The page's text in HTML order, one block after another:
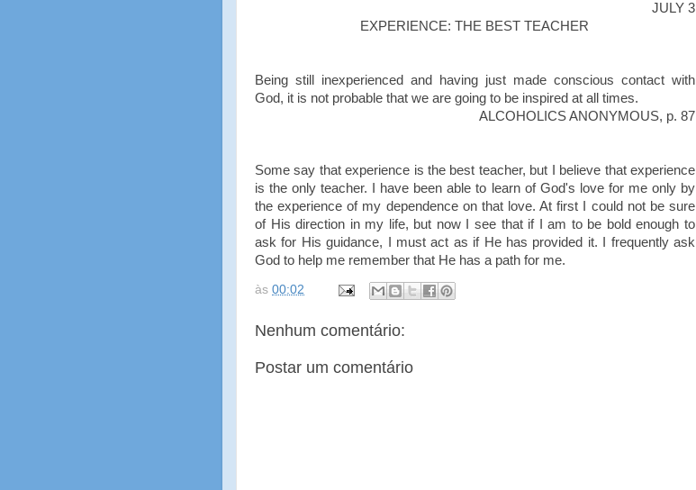
JULY 3
EXPERIENCE: THE BEST TEACHER
Being still inexperienced and having just made conscious contact with
God, it is not probable that we are going to be inspired at all times.
ALCOHOLICS ANONYMOUS, p. 87
Some say that experience is the best teacher, but I believe that experience
is the only teacher. I have been able to learn of God's love for me only by
the experience of my dependence on that love. At first I could not be sure
of His direction in my life, but now I see that if I am to be bold enough to
ask for His guidance, I must act as if He has provided it. I frequently ask
God to help me remember that He has a path for me.
às 00:02
Nenhum comentário:
Postar um comentário